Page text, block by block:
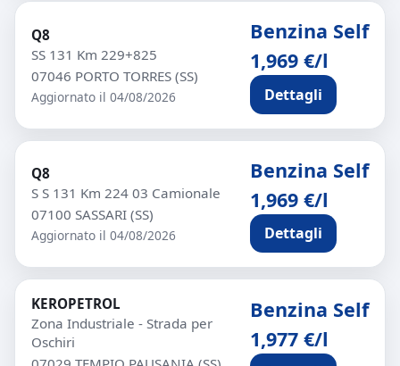
Q8
SS 131 Km 229+825
07046 PORTO TORRES (SS)
Aggiornato il 04/08/2026
Benzina Self
1,969 €/l
Dettagli
Q8
S S 131 Km 224 03 Camionale
07100 SASSARI (SS)
Aggiornato il 04/08/2026
Benzina Self
1,969 €/l
Dettagli
KEROPETROL
Zona Industriale - Strada per
Oschiri
Benzina Self
1,977 €/l